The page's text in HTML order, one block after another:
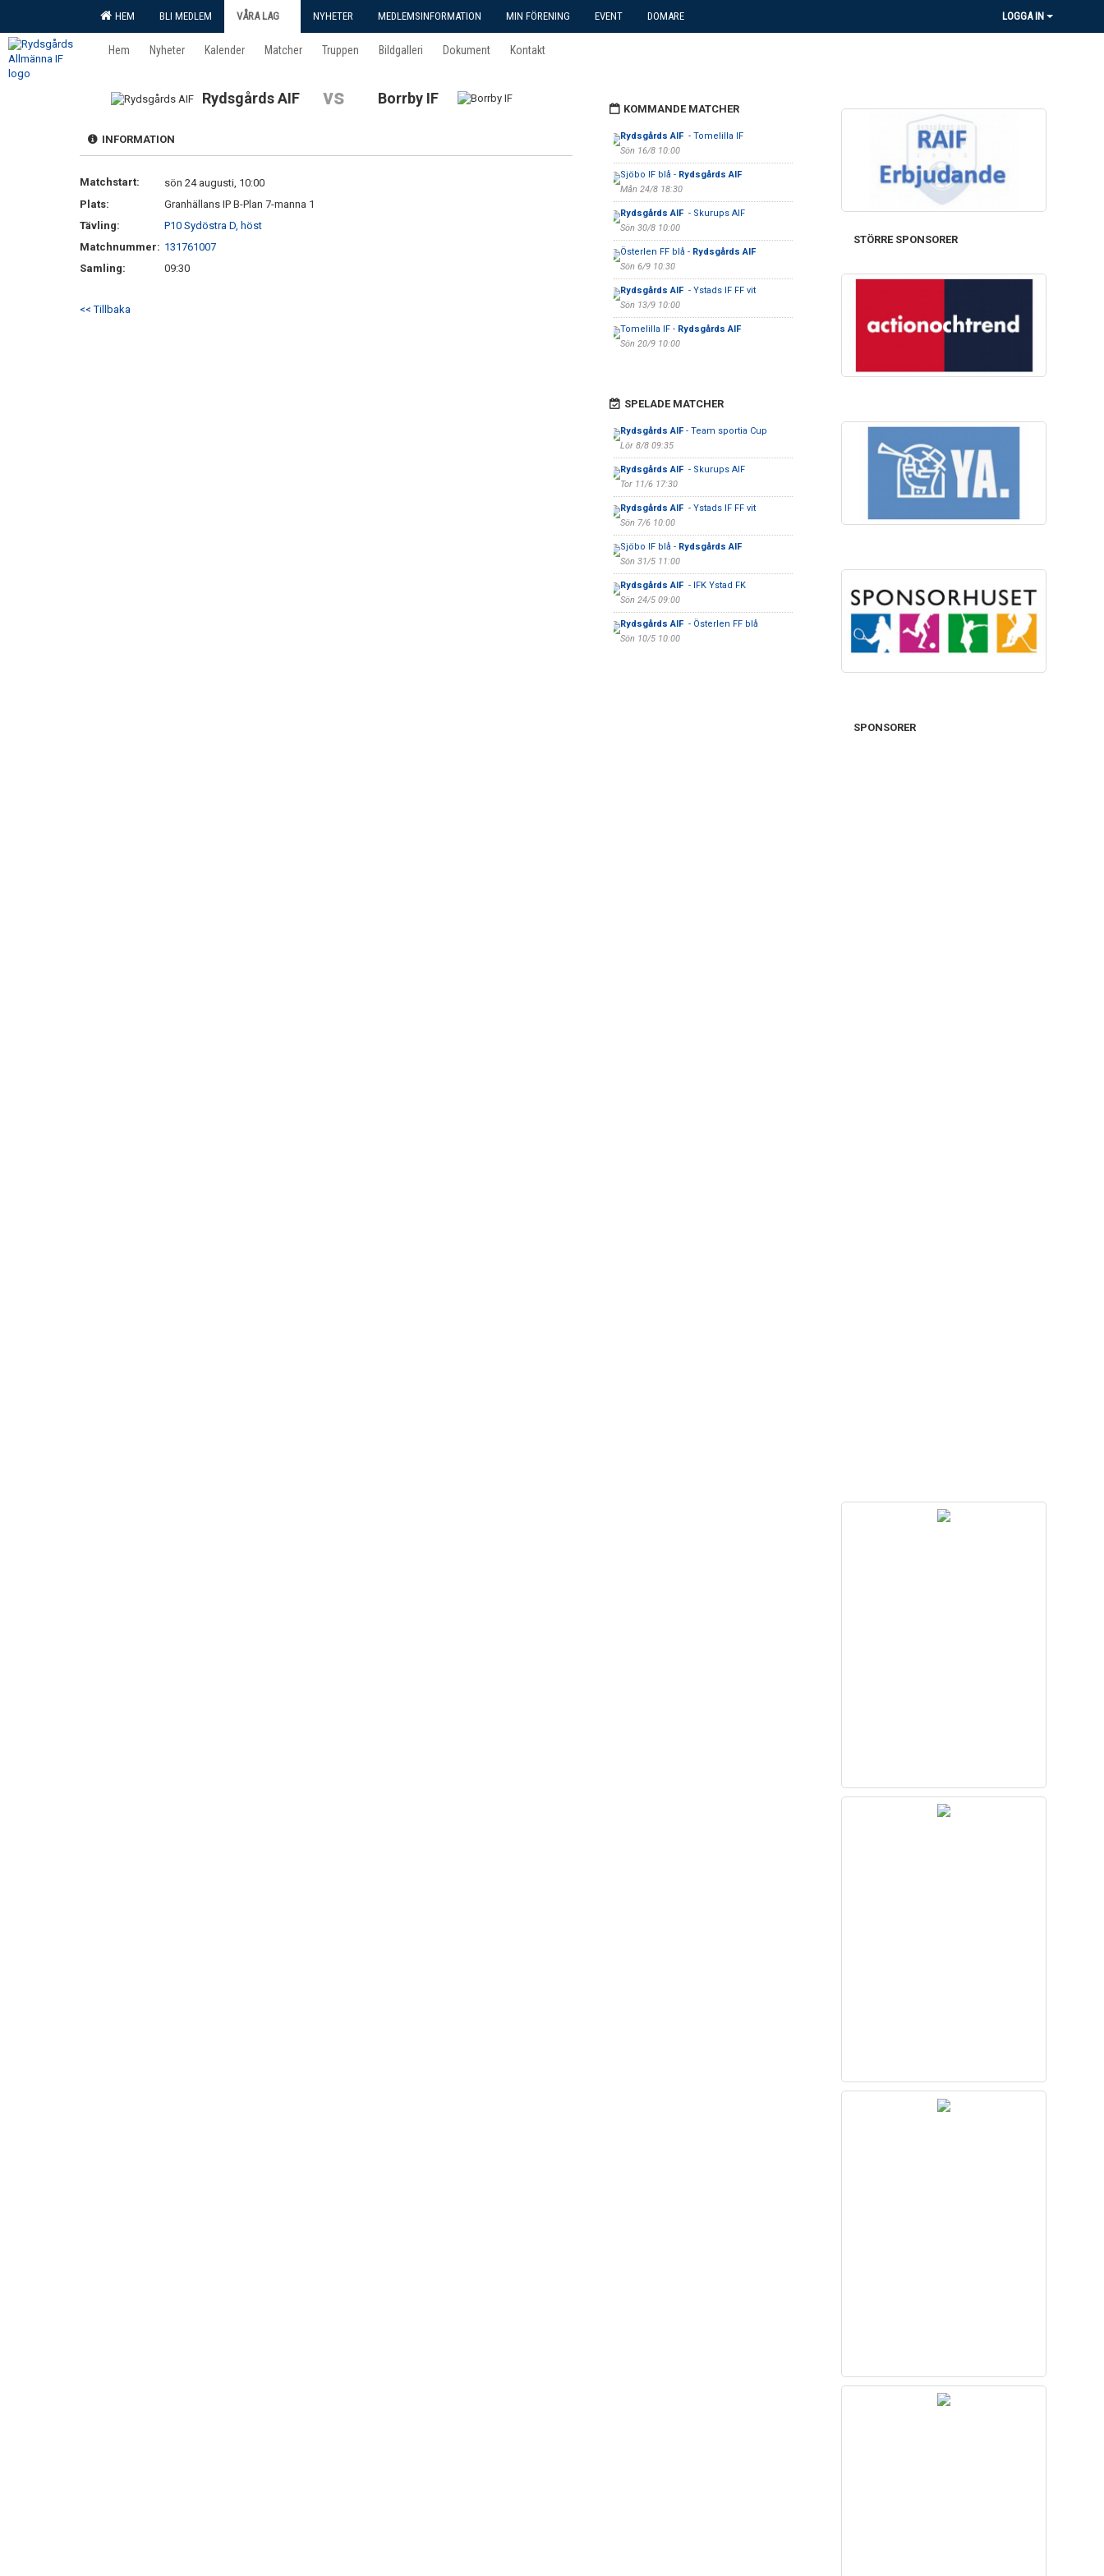
HEM BLI MEDLEM VÅRA LAG NYHETER MEDLEMSINFORMATION MIN FÖRENING EVENT DOMARE LOGGA IN
Hem Nyheter Kalender Matcher Truppen Bildgalleri Dokument Kontakt
Rydsgårds AIF vs Borrby IF
INFORMATION
Matchstart:
sön 24 augusti, 10:00
Plats:
Granhällans IP B-Plan 7-manna 1
Tävling:
P10 Sydöstra D, höst
Matchnummer: 131761007
Samling:
09:30
<< Tillbaka
KOMMANDE MATCHER
Rydsgårds AIF - Tomelilla IF
Sön 16/8 10:00
Sjöbo IF blå - Rydsgårds AIF
Mån 24/8 18:30
Rydsgårds AIF - Skurups AIF
Sön 30/8 10:00
Österlen FF blå - Rydsgårds AIF
Sön 6/9 10:30
Rydsgårds AIF - Ystads IF FF vit
Sön 13/9 10:00
Tomelilla IF - Rydsgårds AIF
Sön 20/9 10:00
SPELADE MATCHER
Rydsgårds AIF- Team sportia Cup
Lör 8/8 09:35
Rydsgårds AIF - Skurups AIF
Tor 11/6 17:30
Rydsgårds AIF - Ystads IF FF vit
Sön 7/6 10:00
Sjöbo IF blå - Rydsgårds AIF
Sön 31/5 11:00
Rydsgårds AIF - IFK Ystad FK
Sön 24/5 09:00
Rydsgårds AIF - Österlen FF blå
Sön 10/5 10:00
STÖRRE SPONSORER
SPONSORER